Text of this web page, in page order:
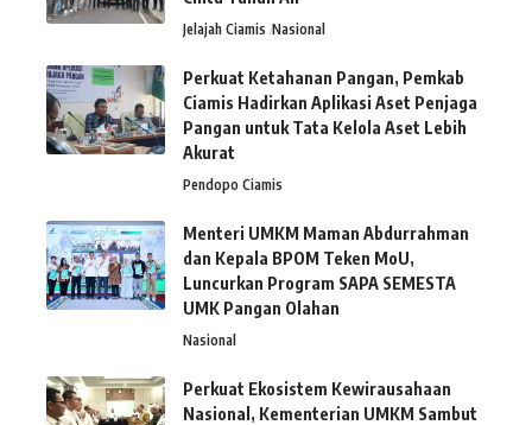
Jelajah Ciamis Nasional
Perkuat Ketahanan Pangan, Pemkab
Ciamis Hadirkan Aplikasi Aset Penjaga
Pangan untuk Tata Kelola Aset Lebih
Akurat
Pendopo Ciamis
Menteri UMKM Maman Abdurrahman
dan Kepala BPOM Teken MoU,
Luncurkan Program SAPA SEMESTA
UMK Pangan Olahan
Nasional
Perkuat Ekosistem Kewirausahaan
Nasional, Kementerian UMKM Sambut